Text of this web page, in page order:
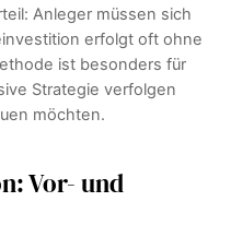
Anleger müssen sich
erfolgt oft ohne
ist besonders für
Strategie verfolgen
möchten.
Vor- und